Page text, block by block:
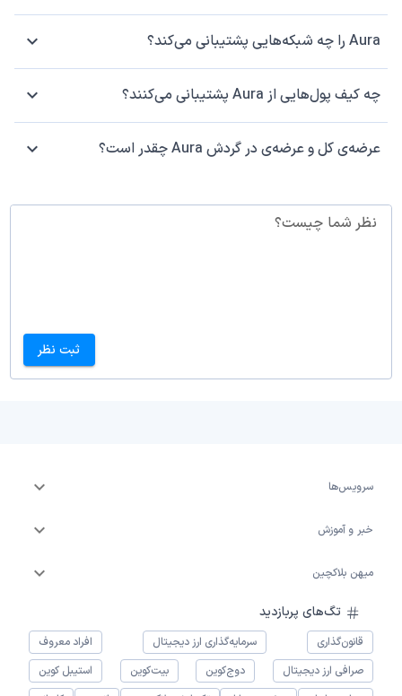
Aura را چه شبکه‌هایی پشتیبانی می‌کند؟
چه کیف پول‌هایی از Aura پشتیبانی می‌کنند؟
عرضه‌ی کل و عرضه‌ی در گردش Aura چقدر است؟
نظر شما چیست؟
ثبت نظر
سرویس‌ها
خبر و آموزش
میهن بلاکچین
تگ‌های پربازدید
قانون‌گذاری سرمایه‌گذاری ارز دیجیتال
افراد معروف
صرافی ارز دیجیتال
دوج‌کوین بیت‌کوین
استیبل کوین